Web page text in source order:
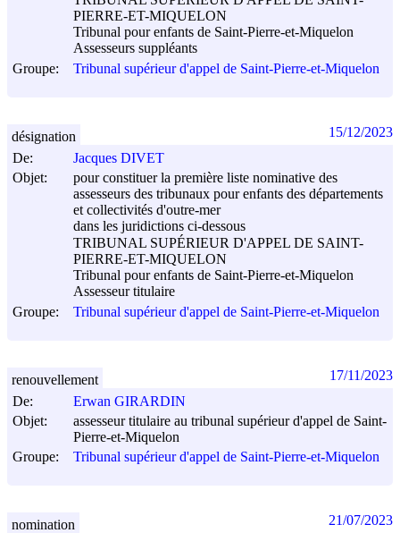
PIERRE-ET-MIQUELON
Tribunal pour enfants de Saint-Pierre-et-Miquelon
Assesseurs suppléants
Groupe:
Tribunal supérieur d'appel de Saint-Pierre-et-Miquelon
De:
Jacques DIVET
Objet:
pour constituer la première liste nominative des
assesseurs des tribunaux pour enfants des départements
et collectivités d'outre-mer
dans les juridictions ci-dessous
TRIBUNAL SUPÉRIEUR D'APPEL DE SAINT-
PIERRE-ET-MIQUELON
Tribunal pour enfants de Saint-Pierre-et-Miquelon
Assesseur titulaire
Groupe:
Tribunal supérieur d'appel de Saint-Pierre-et-Miquelon
désignation 15/12/2023
De:
Erwan GIRARDIN
Objet:
assesseur titulaire au tribunal supérieur d'appel de Saint-
Pierre-et-Miquelon
Groupe:
Tribunal supérieur d'appel de Saint-Pierre-et-Miquelon
renouvellement 17/11/2023
nomination 21/07/2023